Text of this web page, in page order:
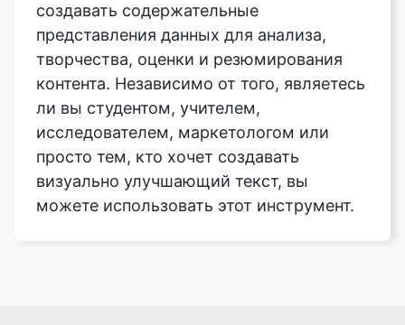
создавать содержательные
представления данных для анализа,
творчества, оценки и резюмирования
контента. Независимо от того, являетесь
ли вы студентом, учителем,
исследователем, маркетологом или
просто тем, кто хочет создавать
визуально улучшающий текст, вы
можете использовать этот инструмент.